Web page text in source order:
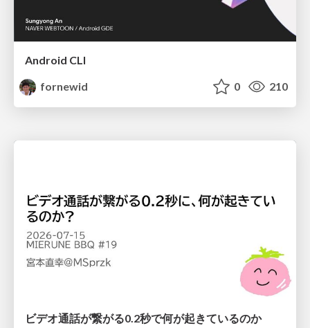
Android CLI
fornewid
0 210
ビデオ通話が繋がる0.2秒で何が起きているのか